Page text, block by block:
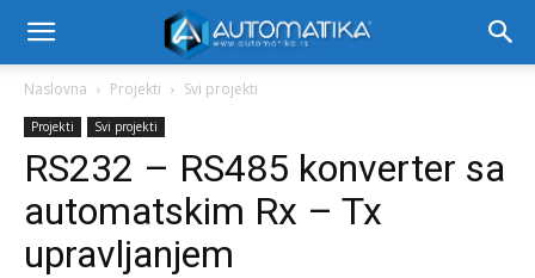
Naslovna Projekti Svi projekti
Projekti Svi projekti
RS232 – RS485 konverter sa
automatskim Rx – Tx
upravljanjem